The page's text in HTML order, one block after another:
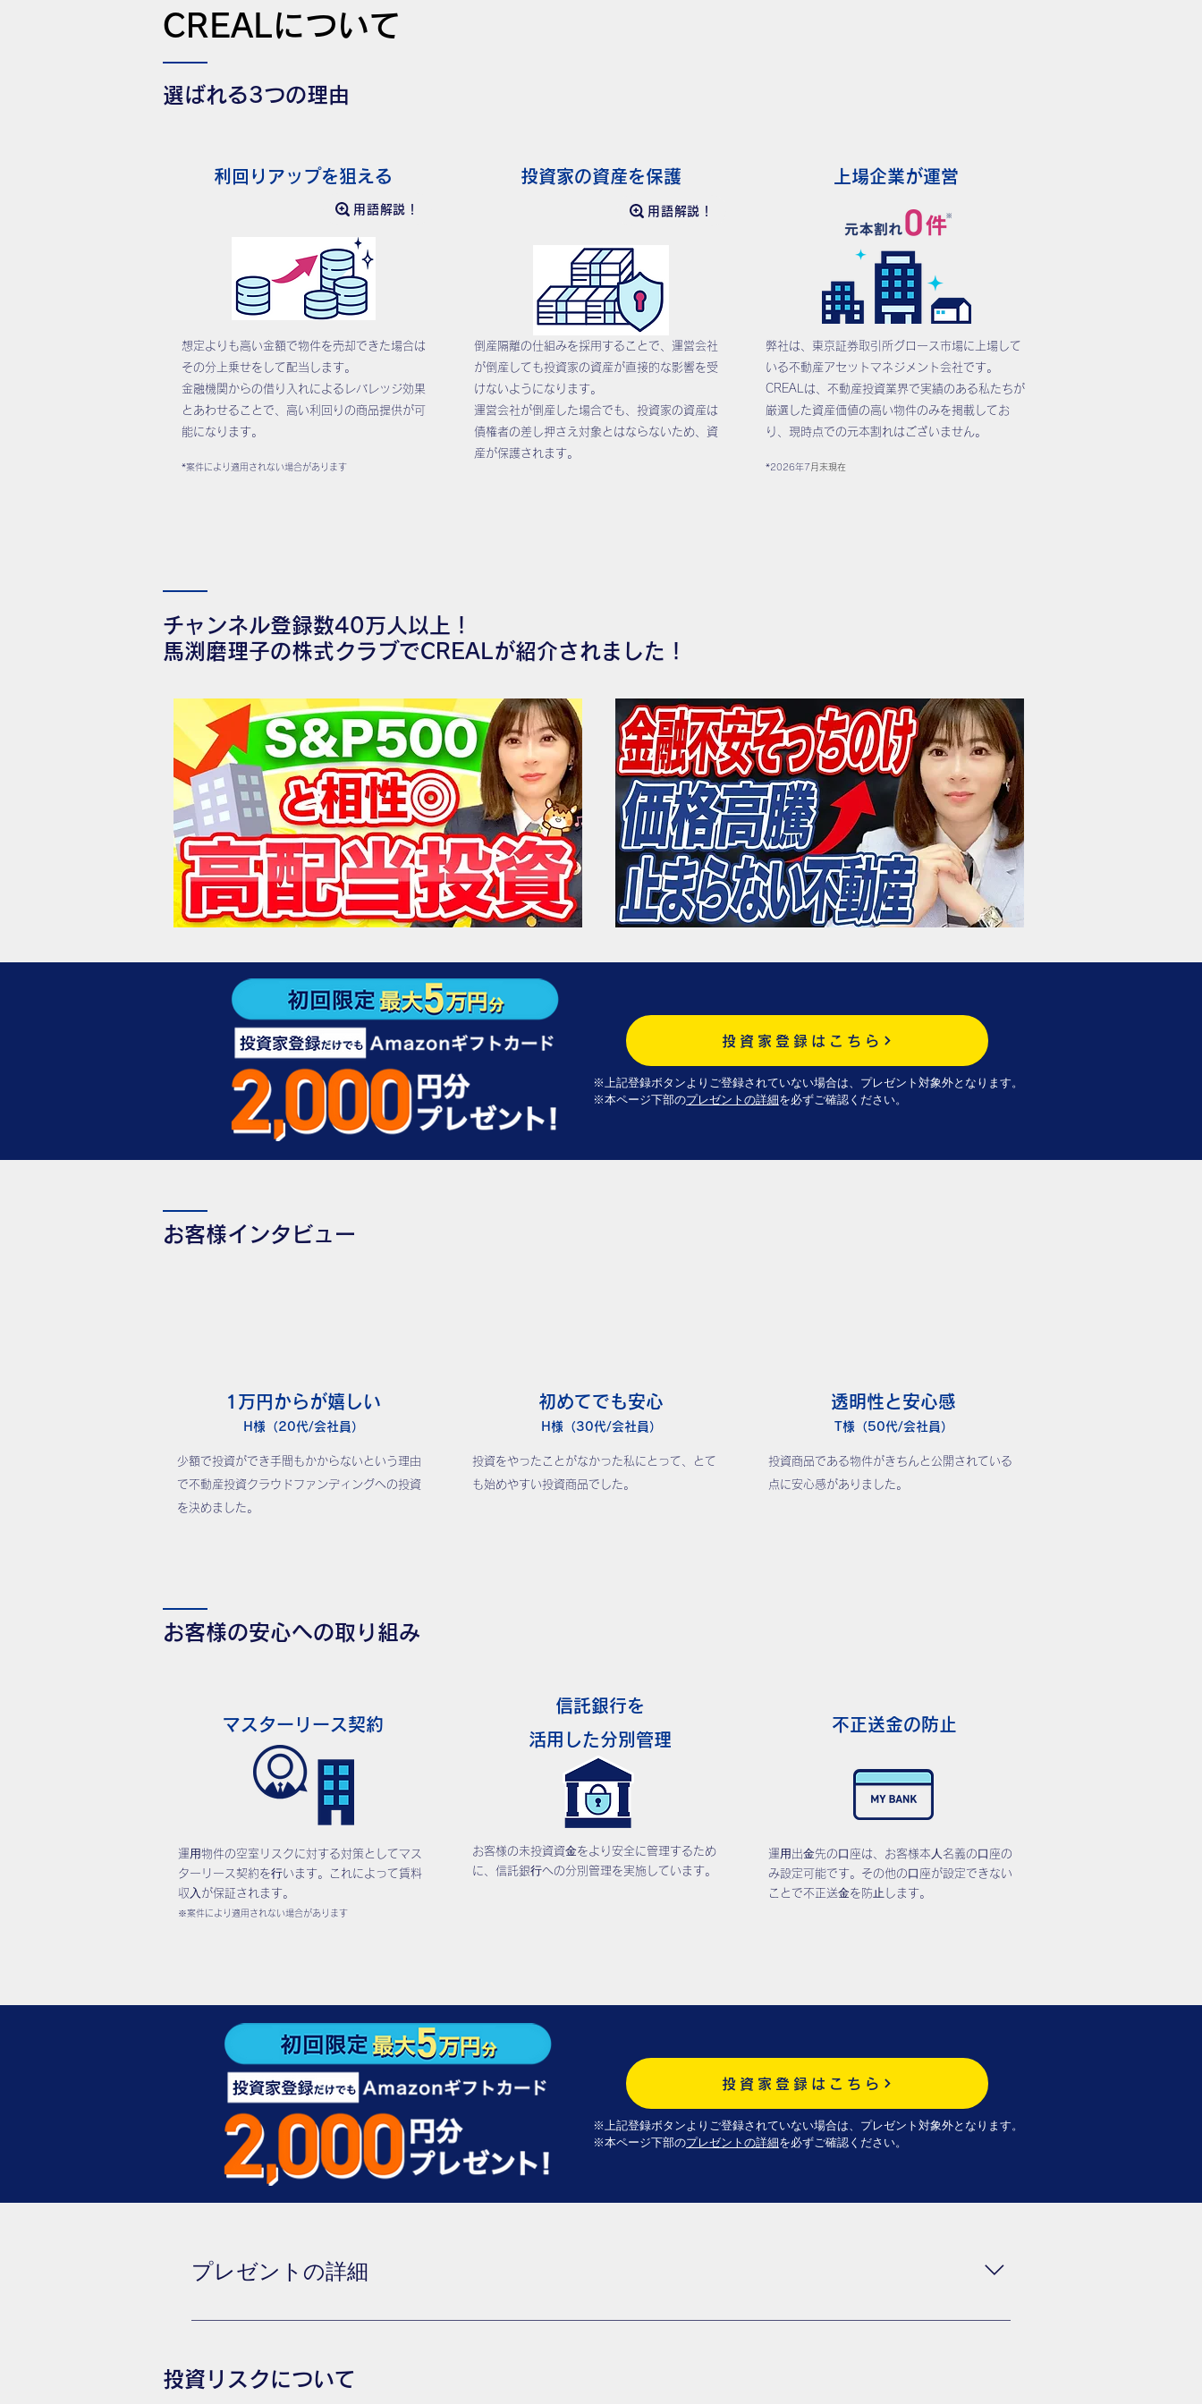
CREALについて
選ばれる3つの理由
利回りアップを狙える
用語解説！
想定よりも高い金額で物件を売却できた場合は
その分上乗せをして配当します。
金融機関からの借り入れによるレバレッジ効果
とあわせることで、高い利回りの商品提供が可
能になります。
*案件により適用されない場合があります
投資家の資産を保護
用語解説！
倒産隔離の仕組みを採用することで、運営会社
が倒産しても投資家の資産が直接的な影響を受
けないようになります。
運営会社が倒産した場合でも、投資家の資産は
債権者の差し押さえ対象とはならないため、資
産が保護されます。
上場企業が運営
弊社は、東京証券取引所グロース市場に上場して
いる不動産アセットマネジメント会社です。
CREALは、不動産投資業界で実績のある私たちが
厳選した資産価値の高い物件のみを掲載してお
り、現時点での元本割れはございません。
*2026年7 月末現在
チャンネル登録数40万人以上！
馬渕磨理子の株式クラブでCREALが紹介されました！
投資家登録はこちら
※上記登録ボタンよりご登録されていない場合は、プレゼント対象外となります。
※本ページ下部のプレゼントの詳細を必ずご確認ください。
お客様インタビュー
1万円からが嬉しい
H様（20代/会社員）
少額で投資ができ手間もかからないという理由
で不動産投資クラウドファンディングへの投資
を決めました。
初めてでも安心
H様（30代/会社員）
投資をやったことがなかった私にとって、とて
も始めやすい投資商品でした。
透明性と安心感
T様（50代/会社員）
投資商品である物件がきちんと公開されている
点に安心感がありました。
お客様の安心への取り組み
マスターリース契約
運⽤物件の空室リスクに対する対策としてマス
ターリース契約を⾏います。これによって賃料
収⼊が保証されます。
※案件により適用されない場合があります
信託銀行を
活用した分別管理
お客様の未投資資⾦をより安全に管理するため
に、信託銀⾏への分別管理を実施しています。
不正送金の防止
運⽤出⾦先の⼝座は、お客様本⼈名義の⼝座の
み設定可能です。その他の⼝座が設定できない
ことで不正送⾦を防⽌します。
投資家登録はこちら
※上記登録ボタンよりご登録されていない場合は、プレゼント対象外となります。
※本ページ下部のプレゼントの詳細を必ずご確認ください。
プレゼントの詳細
プレゼント対象者 本ページから新規会員登録をした方 ※​​会員登録から60日以内に投資家登録と投資申し込みを完了させてください。 ​​※
となりますので、必ずメールの受信をご確認ください。 プレゼント内容 以下、条件ごとにプレゼント内容が異なります。②～⑤はいず
投資リスクについて